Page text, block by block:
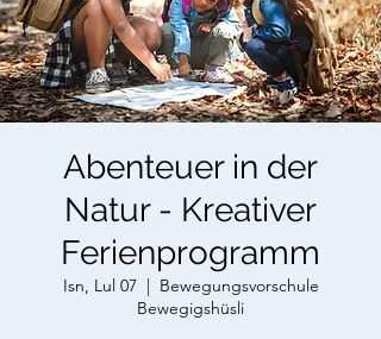
Abenteuer in der
Natur - Kreativer
Ferienprogramm
Isn, Lul 07
  |
Bewegungsvorschule
Bewegigshüsli